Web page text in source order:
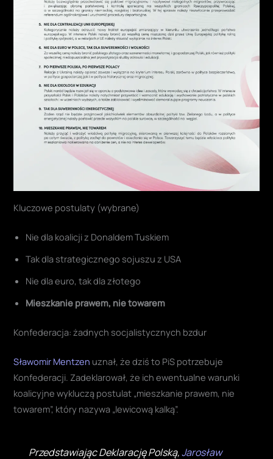
Kluczowe postulaty (wybrane)
Nie dla koalicji z Donaldem Tuskiem
Tak dla strategicznego sojuszu z USA
Nie dla euro, tak dla złotego
Mieszkanie prawem, nie towarem
Konfederacja: żadnych socjalistycznych bzdur
Sławomir Mentzen uznał, że dziś to PiS potrzebuje
Konfederacji. Zadeklarował, że ich ewentualne warunki
koalicyjne wykluczą postulat „mieszkanie prawem, nie
towarem”, który nazywa „lewicową kalką”.
Przedstawiając Deklarację Polską,Jarosław